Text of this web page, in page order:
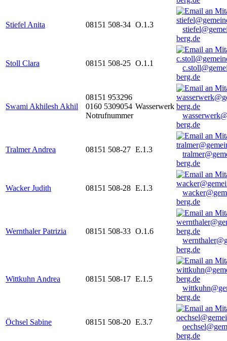
Stiefel Anita 08151 508-34 O.1.3
berg.de
Stoll Clara 08151 508-25 O.1.1
berg.de
Swami Akhilesh Akhil
08151 953296
0160 5309054
Notrufnummer
Wasserwerk
berg.de
Tralmer Andrea 08151 508-27 E.1.3
berg.de
Wacker Judith 08151 508-28 E.1.3
berg.de
Wernthaler Patrizia 08151 508-33 O.1.6
berg.de
Wittkuhn Andrea 08151 508-17 E.1.5
berg.de
Öchsel Sabine 08151 508-20 E.3.7
berg.de